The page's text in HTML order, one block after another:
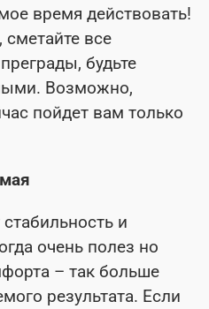
время дей­ствовать!
все
будьте
Возможно,
пойдет вам только
и
очень полез­ но
– так больше
результата. Если